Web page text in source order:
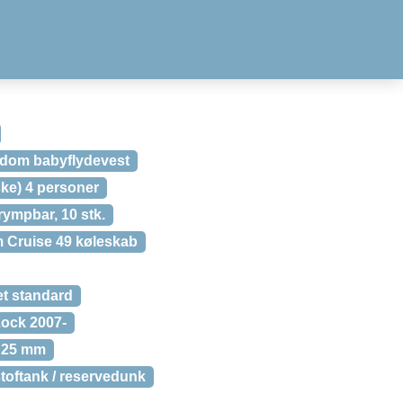
babyflydevest
4 personer
10 stk.
Cruise 49 køleskab
standard
2007-
mm
/ reservedunk